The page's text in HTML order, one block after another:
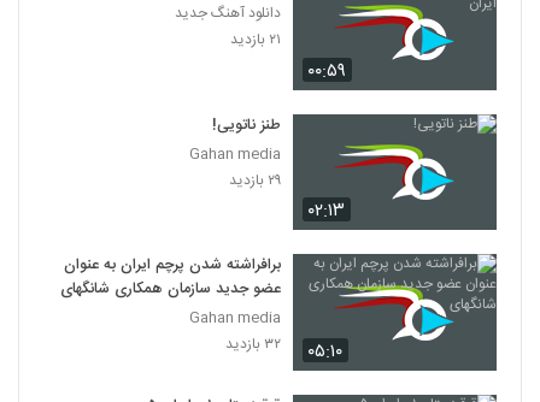
۰۰:۵۹
دانلود آهنگ جدید
۲۱ بازدید
۰۲:۱۳
طنز ناتویی!
Gahan media
۲۹ بازدید
۰۵:۱۰
برافراشته شدن پرچم ایران به عنوان
عضو جدید سازمان همکاری شانگهای
Gahan media
۳۲ بازدید